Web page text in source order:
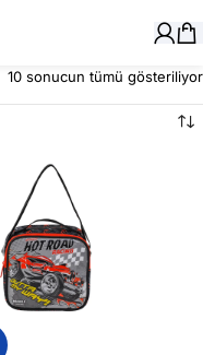
10 sonucun tümü gösteriliyor